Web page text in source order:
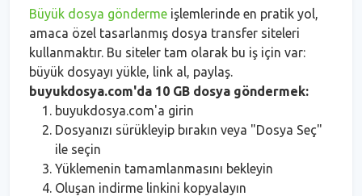
Büyük dosya gönderme işlemlerinde en pratik yol,
amaca özel tasarlanmış dosya transfer siteleri
kullanmaktır. Bu siteler tam olarak bu iş için var:
büyük dosyayı yükle, link al, paylaş.
buyukdosya.com'da 10 GB dosya göndermek:
buyukdosya.com'a girin
Dosyanızı sürükleyip bırakın veya "Dosya Seç"
ile seçin
Yüklemenin tamamlanmasını bekleyin
Oluşan indirme linkini kopyalayın